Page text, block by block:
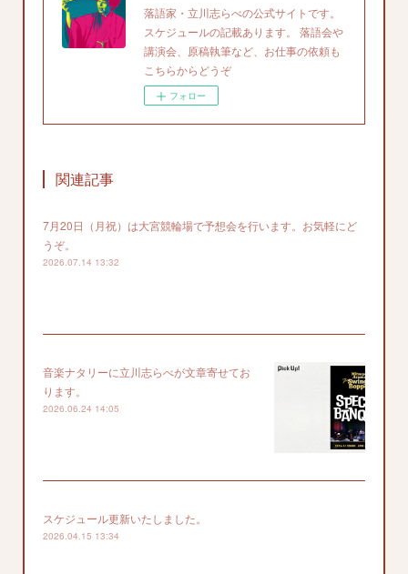
落語家・立川志らべの公式サイトです。
スケジュールの記載あります。 落語会や
講演会、原稿執筆など、お仕事の依頼も
こちらからどうぞ
フォロー
関連記事
7月20日（月祝）は大宮競輪場で予想会を行います。お気軽にど
うぞ。
2026.07.14 13:32
音楽ナタリーに立川志らべが文章寄せてお
ります。
2026.06.24 14:05
スケジュール更新いたしました。
2026.04.15 13:34